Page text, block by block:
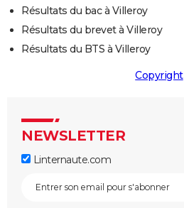
Résultats du bac à Villeroy
Résultats du brevet à Villeroy
Résultats du BTS à Villeroy
Copyright
NEWSLETTER
Linternaute.com